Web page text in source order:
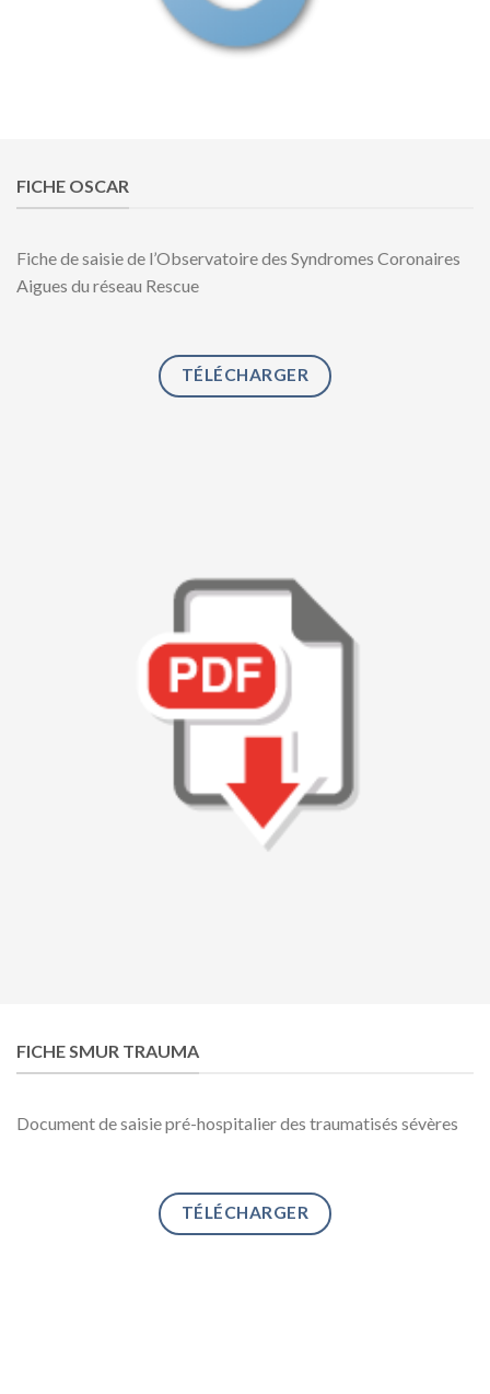
FICHE OSCAR
Fiche de saisie de l’Observatoire des Syndromes Coronaires
Aigues du réseau Rescue
TÉLÉCHARGER
FICHE SMUR TRAUMA
Document de saisie pré-hospitalier des traumatisés sévères
TÉLÉCHARGER